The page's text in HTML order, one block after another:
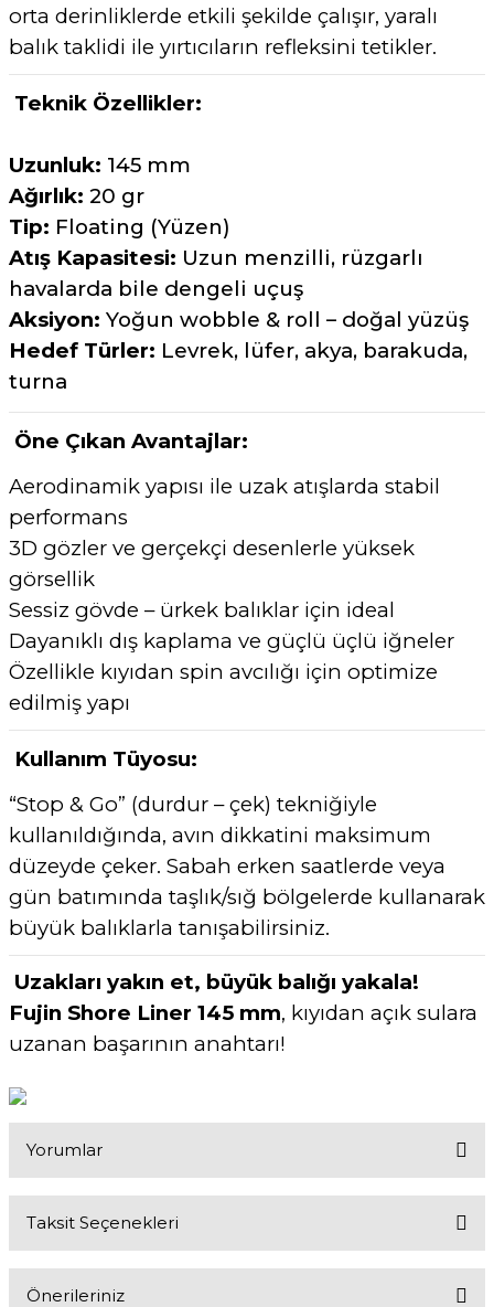
orta derinliklerde etkili şekilde çalışır, yaralı
balık taklidi ile yırtıcıların refleksini tetikler.
Teknik Özellikler:
Uzunluk: 145 mm
Ağırlık: 20 gr
Tip: Floating (Yüzen)
Atış Kapasitesi: Uzun menzilli, rüzgarlı
havalarda bile dengeli uçuş
Aksiyon: Yoğun wobble & roll – doğal yüzüş
Hedef Türler: Levrek, lüfer, akya, barakuda,
turna
Öne Çıkan Avantajlar:
Aerodinamik yapısı ile uzak atışlarda stabil
performans
3D gözler ve gerçekçi desenlerle yüksek
görsellik
Sessiz gövde – ürkek balıklar için ideal
Dayanıklı dış kaplama ve güçlü üçlü iğneler
Özellikle kıyıdan spin avcılığı için optimize
edilmiş yapı
Kullanım Tüyosu:
“Stop & Go” (durdur – çek) tekniğiyle
kullanıldığında, avın dikkatini maksimum
düzeyde çeker. Sabah erken saatlerde veya
gün batımında taşlık/sığ bölgelerde kullanarak
büyük balıklarla tanışabilirsiniz.
Uzakları yakın et, büyük balığı yakala!
Fujin Shore Liner 145 mm, kıyıdan açık sulara
uzanan başarının anahtarı!
Yorumlar
Taksit Seçenekleri
Önerileriniz